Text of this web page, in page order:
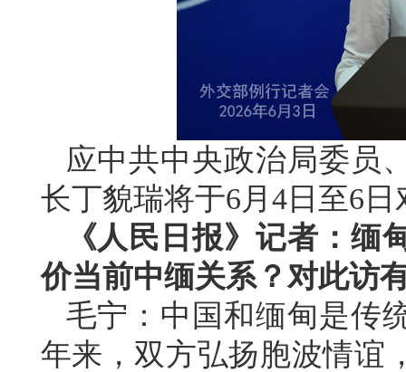
应中共中央政治局委员
长丁貌瑞将于6月4日至6
《人民日报》记者：缅
价当前中缅关系？对此访
毛宁：中国和缅甸是传
年来，双方弘扬胞波情谊